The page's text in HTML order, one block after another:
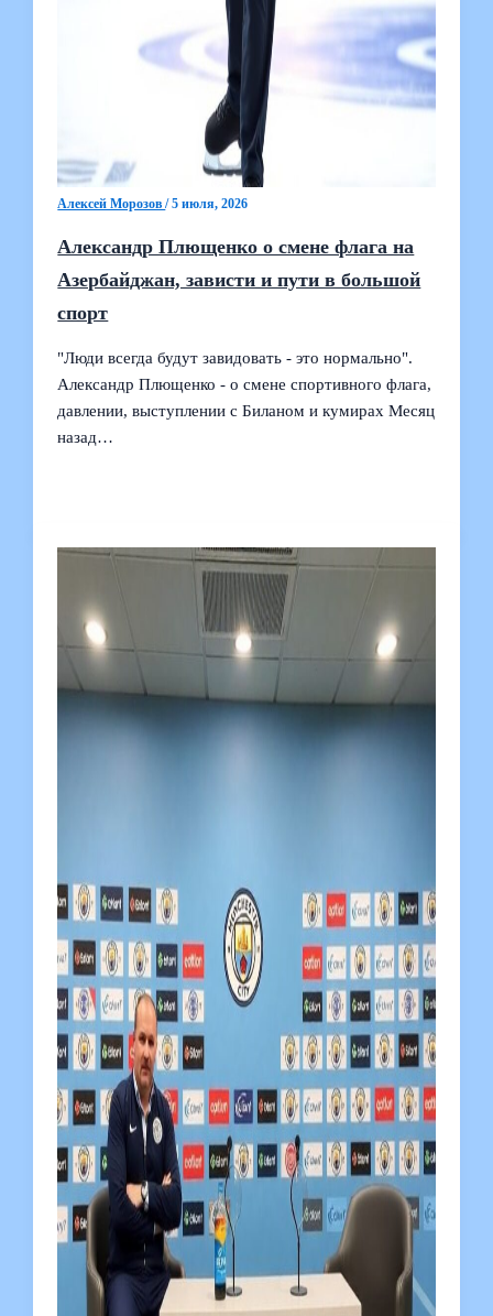
Алексей Морозов/5 июля, 2026
Александр Плющенко о смене флага на
Азербайджан, зависти и пути в большой
спорт
"Люди всегда будут завидовать - это нормально".
Александр Плющенко - о смене спортивного флага,
давлении, выступлении с Биланом и кумирах Месяц
назад…